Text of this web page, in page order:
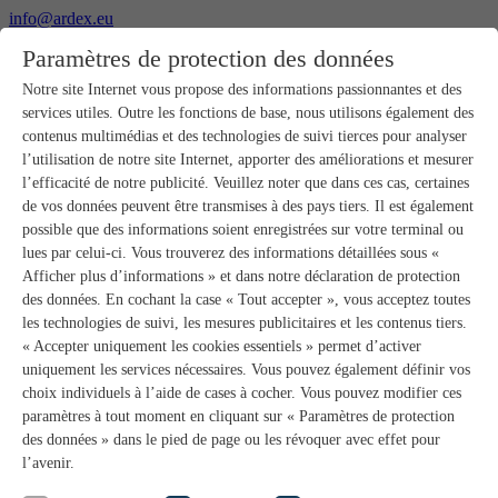
info@ardex.eu
Français
Produits
Aperçu des produits
Gros-œuvre
Pose de chape
Primaires et préparation de supports
Enduits de ragréage pour sols
Étanchéités
Mortiers-colles carrelage
Mortiers de jointoiement
Étanchéités pour joints
Colles d’assemblage
Pose de pierres naturelles
Colles pour revêtements de sols et parquets
Enduits de ragréage muraux
Accessoires
PANDOMO®
Paramètres de protection des données
Notre site Internet vous propose des informations passionnantes et des
services utiles. Outre les fonctions de base, nous utilisons également des
contenus multimédias et des technologies de suivi tierces pour analyser
l’utilisation de notre site Internet, apporter des améliorations et mesurer
l’efficacité de notre publicité. Veuillez noter que dans ces cas, certaines
de vos données peuvent être transmises à des pays tiers. Il est également
possible que des informations soient enregistrées sur votre terminal ou
lues par celui-ci. Vous trouverez des informations détaillées sous «
Afficher plus d’informations » et dans notre déclaration de protection
des données. En cochant la case « Tout accepter », vous acceptez toutes
les technologies de suivi, les mesures publicitaires et les contenus tiers.
« Accepter uniquement les cookies essentiels » permet d’activer
uniquement les services nécessaires. Vous pouvez également définir vos
choix individuels à l’aide de cases à cocher. Vous pouvez modifier ces
paramètres à tout moment en cliquant sur « Paramètres de protection
des données » dans le pied de page ou les révoquer avec effet pour
l’avenir.